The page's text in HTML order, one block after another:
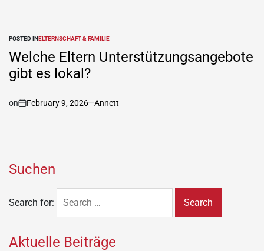
POSTED INELTERNSCHAFT & FAMILIE
Welche Eltern Unterstützungsangebote
gibt es lokal?
on February 9, 2026 Annett
Suchen
Search for:
Aktuelle Beiträge